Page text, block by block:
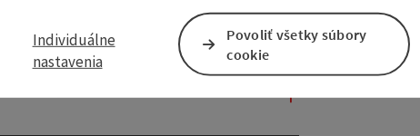
Individuálne
nastavenia
Povoliť všetky súbory
cookie